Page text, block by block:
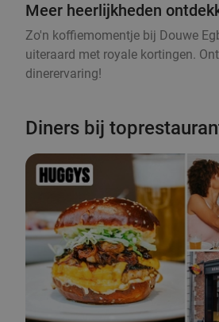
Meer heerlijkheden
Zo'n koffiemomentje bij Douwe
uiteraard met royale kortingen.
dinerervaring!
Diners bij